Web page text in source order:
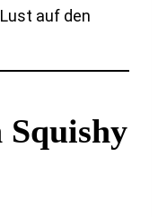
auf den
Squishy